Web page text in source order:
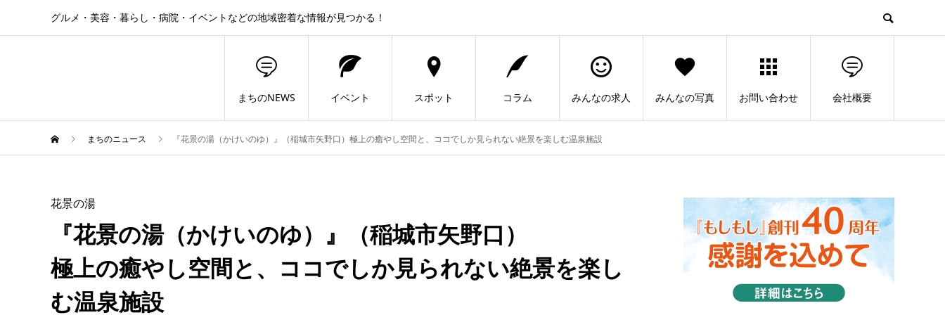
グルメ・美容・暮らし・病院・イベントなどの地域密着な情報が見つかる！
まちのNEWS イベント スポット コラム みんなの求人 みんなの写真 お問い合わせ 会社概要
まちのニュース 『花景の湯（かけいのゆ）』（稲城市矢野口）極上の癒やし空間と、ココでしか見られない絶景を楽しむ温泉施設
花景の湯
『花景の湯（かけいのゆ）』（稲城市矢野口）
極上の癒やし空間と、ココでしか見られない絶景を楽し
む温泉施設